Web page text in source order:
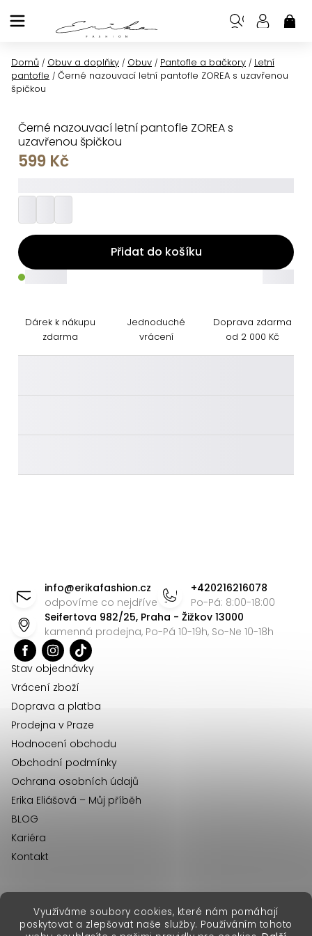
Využíváme soubory cookies, které nám pomáhají
poskytovat a zlepšovat naše služby. Používáním tohoto
na
Domů / Obuv a doplňky / Obuv / Pantofle a bačkory / Letní
pantofle / Černé nazouvací letní pantofle ZOREA s uzavřenou
špičkou
Černé nazouvací letní pantofle ZOREA s
uzavřenou špičkou
599 Kč
Přidat do košíku
Dárek k nákupu
zdarma
Jednoduché
vrácení
Doprava zdarma
od 2 000 Kč
info@erikafashion.cz
odpovíme co nejdříve
+420216216078
Po-Pá: 8:00-18:00
Seifertova 982/25, Praha - Žižkov 13000
kamenná prodejna, Po-Pá 10-19h, So-Ne 10-18h
Stav objednávky
Vrácení zboží
Doprava a platba
Prodejna v Praze
Hodnocení obchodu
Obchodní podmínky
Ochrana osobních údajů
Erika Eliášová – Můj příběh
BLOG
Kariéra
Kontakt
Copyright 2026Erika Fashion. Všechna práva vyhrazena.
erikafashion.sk